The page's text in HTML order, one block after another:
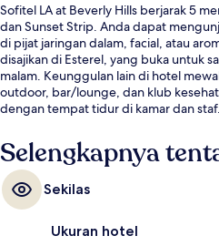
Sofitel LA at Beverly Hills berjarak 5
dan Sunset Strip. Anda dapat
di pijat jaringan dalam, facial, atau
disajikan di Esterel, yang buka untuk
malam. Keunggulan lain di hotel
outdoor, bar/lounge, dan klub
dengan tempat tidur di kamar dan staf.
Selengkapnya
Sekilas
Ukuran hotel